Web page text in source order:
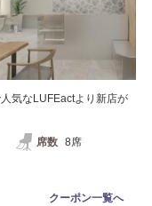
気なLUFEactより新店が
席数 8席
クーポン一覧へ